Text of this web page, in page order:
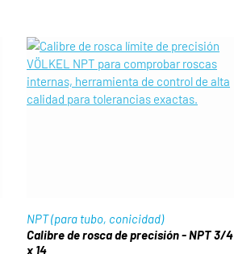
NPT (para tubo, conicidad)
Calibre de rosca de precisión - NPT 3/4
x 14